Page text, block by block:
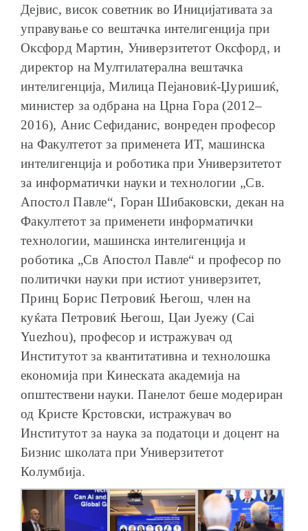
Дејвис, висок советник во Иницијативата за
управување со вештачка интелигенција при
Оксфорд Мартин, Универзитетот Оксфорд, и
директор на Мултилатерална вештачка
интелигенција, Милица Пејановиќ-Џуришиќ,
министер за одбрана на Црна Гора (2012–
2016), Анис Сефиданис, вонреден професор
на Факултетот за применета ИТ, машинска
интелигенција и роботика при Универзитетот
за информатички науки и технологии „Св.
Апостол Павле“, Горан Шибаковски, декан на
Факултетот за применети информатички
технологии, машинска интелигенција и
роботика „Св Апостол Павле“ и професор по
политички науки при истиот универзитет,
Принц Борис Петровиќ Његош, член на
куќата Петровиќ Његош, Цаи Јуежу (Cai
Yuezhou), професор и истражувач од
Институтот за квантитативна и технолошка
економија при Кинеската академија на
општествени науки. Панелот беше модериран
од Кристе Крстовски, истражувач во
Институтот за наука за податоци и доцент на
Бизнис школата при Универзитетот
Колумбија.